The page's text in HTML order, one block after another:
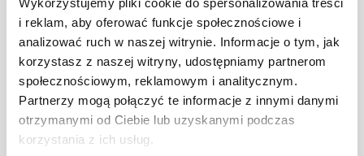
Wykorzystujemy pliki cookie do spersonalizowania treści
i reklam, aby oferować funkcje społecznościowe i
analizować ruch w naszej witrynie. Informacje o tym, jak
korzystasz z naszej witryny, udostępniamy partnerom
społecznościowym, reklamowym i analitycznym.
Partnerzy mogą połączyć te informacje z innymi danymi
otrzymanymi od Ciebie lub uzyskanymi podczas
korzystania z ich usług.
Wspornik ławy
komin. BG-
350/30
szt –
Wspornik ławy